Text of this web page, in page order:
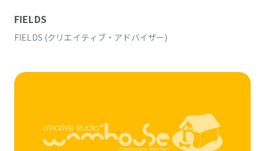
FIELDS
FIELDS (クリエイティブ・アドバイザー)